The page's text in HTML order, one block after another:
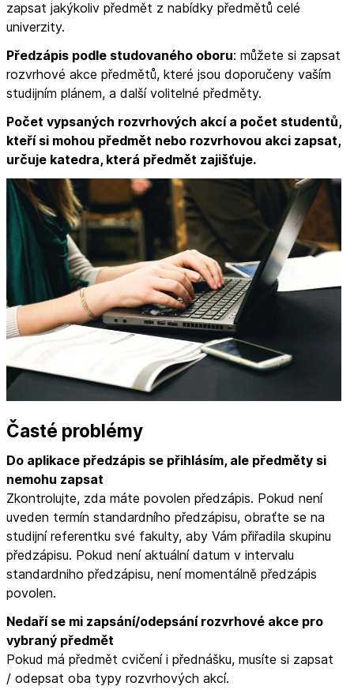
zapsat jakýkoliv předmět z nabídky předmětů celé
univerzity.
Předzápis podle studovaného oboru: můžete si zapsat
rozvrhové akce předmětů, které jsou doporučeny vaším
studijním plánem, a další volitelné předměty.
Počet vypsaných rozvrhových akcí a počet studentů,
kteří si mohou předmět nebo rozvrhovou akci zapsat,
určuje katedra, která předmět zajišťuje.
Časté problémy
Do aplikace předzápis se přihlásím, ale předměty si
nemohu zapsat
Zkontrolujte, zda máte povolen předzápis. Pokud není
uveden termín standardního předzápisu, obraťte se na
studijní referentku své fakulty, aby Vám přiřadila skupinu
předzápisu. Pokud není aktuální datum v intervalu
standardniho předzápisu, není momentálně předzápis
povolen.
Nedaří se mi zapsání/odepsání rozvrhové akce pro
vybraný předmět
Pokud má předmět cvičení i přednášku, musíte si zapsat
/ odepsat oba typy rozvrhových akcí.